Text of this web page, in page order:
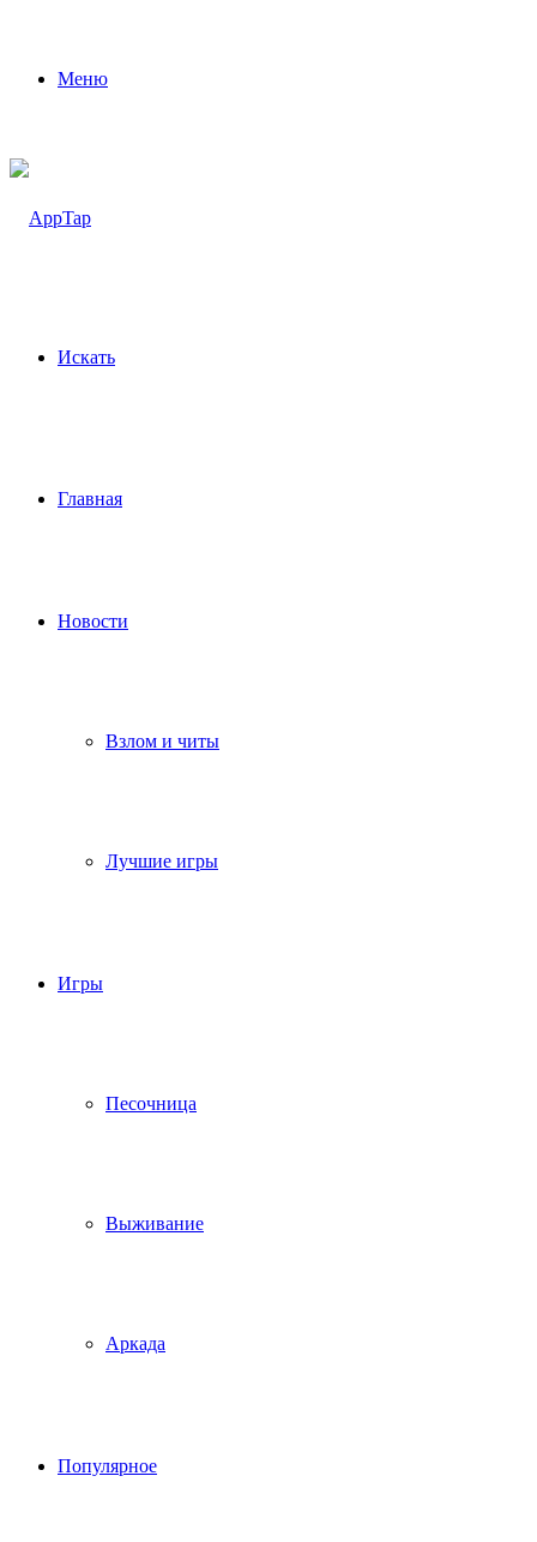
Меню
Искать
Главная
Новости
Взлом и читы
Лучшие игры
Игры
Песочница
Выживание
Аркада
Популярное